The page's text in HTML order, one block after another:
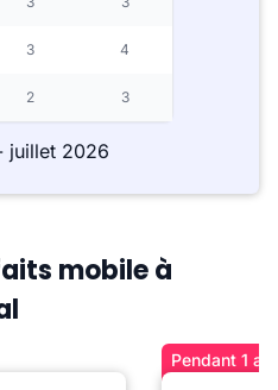
3 4
2 3
2026
mobile à
Pendant 1